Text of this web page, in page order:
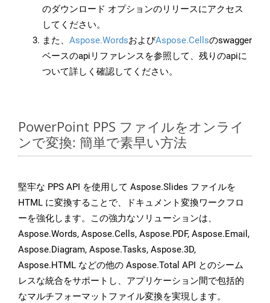
のダウンロード オプションのリリースにアクセス
してください。
また、 Aspose.WordsおよびAspose.Cellsのswagger
ベースのapiリファレンスを参照して、残りのapiに
ついて詳しく確認してください。
PowerPoint PPS ファイルをオンライ
ンで変換: 簡単で素早い方法
堅牢な PPS API を使用して Aspose.Slides ファイルを
HTML に変換することで、ドキュメント変換ワークフロ
ーを強化します。この強力なソリューションは、
Aspose.Words, Aspose.Cells, Aspose.PDF, Aspose.Email,
Aspose.Diagram, Aspose.Tasks, Aspose.3D,
Aspose.HTML などの他の Aspose.Total API とのシーム
レスな統合をサポートし、アプリケーション間で包括的
なマルチフォーマットファイル変換を実現します。